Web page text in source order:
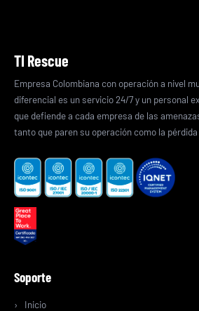
TI Rescue
Empresa Colombiana con operación a nivel
diferencial es un servicio 24/7 y un personal
que defiende a cada empresa de las
tanto que paren su operación como la
Soporte
Inicio